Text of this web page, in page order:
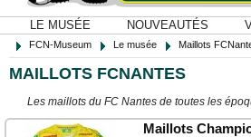
LE MUSÉE NOUVEAUTÉS
FCN-Museum Le musée Maillots
MAILLOTS FCNANTES
Les maillots du FC Nantes de toutes les
Maillots